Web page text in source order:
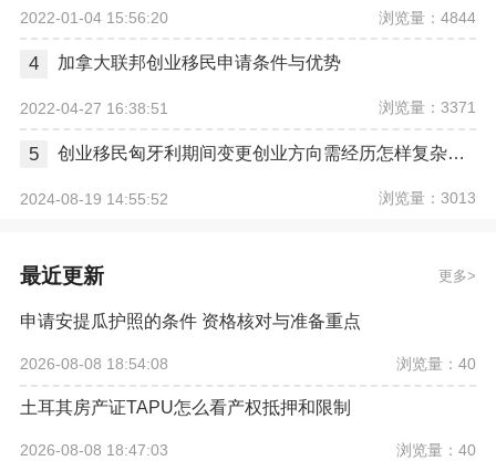
2022-01-04 15:56:20 浏览量：4844
4 加拿大联邦创业移民申请条件与优势
2022-04-27 16:38:51 浏览量：3371
5 创业移民匈牙利期间变更创业方向需经历怎样复杂程序
2024-08-19 14:55:52 浏览量：3013
最近更新 更多
申请安提瓜护照的条件 资格核对与准备重点
2026-08-08 18:54:08 浏览量：40
土耳其房产证TAPU怎么看产权抵押和限制
2026-08-08 18:47:03 浏览量：40